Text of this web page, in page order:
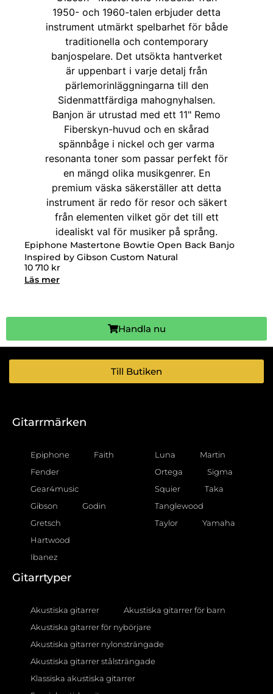
Epiphone Mastertone Bowtie Open Back Banjo
Inspired by Gibson Custom Natural
10 710 kr
Läs mer
Handla nu
Till Butiken
Gitarrmärken
Epiphone
Faith
Fender
Gear4music
Gibson
Godin
Gretsch
Hartwood
Ibanez
Luna
Martin
Ortega
Sigma
Squier
Taka
Tanglewood
Taylor
Yamaha
Gitarrtyper
Akustiska gitarrer
Akustiska gitarrer för barn
Akustiska gitarrer för nybörjare
Akustiska gitarrer nylonsträngade
Akustiska gitarrer stålsträngade
Klassiska akustiska gitarrer